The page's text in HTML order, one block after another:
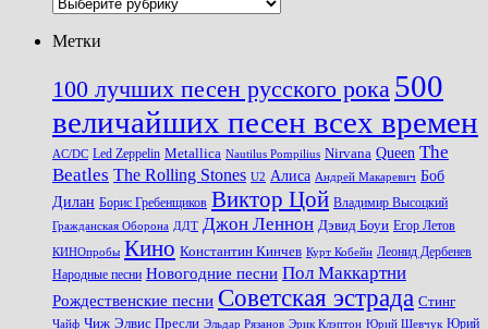
Метки
100 лучших песен русского рока 500
величайших песен всех времен
AC/DC Led Zeppelin Metallica Nautilus Pompilius Nirvana Queen The
Beatles The Rolling Stones U2 Алиса Андрей Макаревич Боб
Дилан Борис Гребенщиков Виктор Цой Владимир Высоцкий
Гражданская Оборона ДДТ Джон Леннон Дэвид Боуи Егор Летов
КИНОпробы Кино Константин Кинчев Курт Кобейн Леонид Дербенев
Народные песни Новогодние песни Пол Маккартни
Рождественские песни Советская эстрада Стинг
Чайф Чиж Элвис Пресли Эльдар Рязанов Эрик Клэптон Юрий Шевчук Юрий